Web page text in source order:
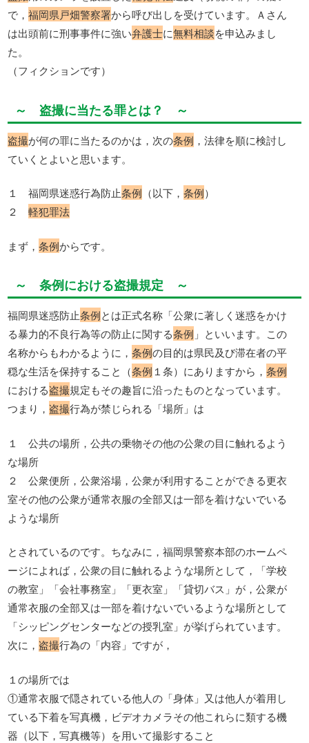
で，福岡県戸畑警察署から呼び出しを受けています。Ａさん
は出頭前に刑事事件に強い弁護士に無料相談を申込みまし
た。
（フィクションです）
～ 盗撮に当たる罪とは？ ～
盗撮が何の罪に当たるのかは，次の条例 ，法律を順に検討し
ていくとよいと思います。
１ 福岡県迷惑行為防止条例 （以下，条例）
２軽犯罪法
まず，条例からです。
～ 条例における盗撮規定 ～
福岡県迷惑防止条例とは正式名称「公衆に著しく迷惑をかけ
る暴力的不良行為等の防止に関する条例 」といいます。この
名称からもわかるように，条例の目的は県民及び滞在者の平
穏な生活を保持すること（条例 １条）にありますから，条例
における盗撮規定もその趣旨に沿ったものとなっています。
つまり， 盗撮行為が禁じられる「場所」は
１ 公共の場所，公共の乗物その他の公衆の目に触れるよう
な場所
２ 公衆便所，公衆浴場，公衆が利用することができる更衣
室その他の公衆が通常衣服の全部又は一部を着けないでいる
ような場所
とされているのです。ちなみに，福岡県警察本部のホームペ
ージによれば，公衆の目に触れるような場所として，「学校
の教室」「会社事務室」「更衣室」「貸切バス」が，公衆が
通常衣服の全部又は一部を着けないでいるような場所として
「シッピングセンターなどの授乳室」が挙げられています。
次に， 盗撮行為の「内容」ですが，
１の場所では
①通常衣服で隠されている他人の「身体」又は他人が着用し
ている下着を写真機，ビデオカメラその他これらに類する機
器（以下，写真機等）を用いて撮影すること